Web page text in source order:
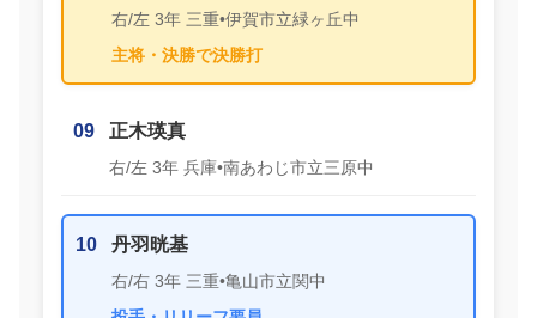
右/左 3年 三重•伊賀市立緑ヶ丘中
主将・決勝で決勝打
09 正木瑛真
右/左 3年 兵庫•南あわじ市立三原中
10 丹羽晄基
右/右 3年 三重•亀山市立関中